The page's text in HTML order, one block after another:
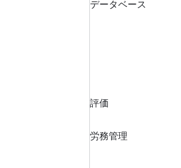
データベース
評価
労務管理